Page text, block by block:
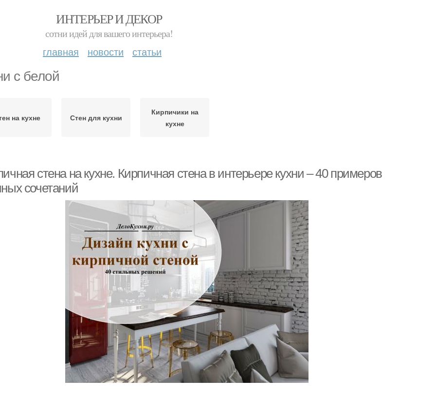
ИНТЕРЬЕР И ДЕКОР
сотни идей для вашего интерьера!
главная новости статьи
с белой
на кухне Стен для кухни
Кирпичики на
кухне
стена на кухне. Кирпичная стена в интерьере кухни – 40 примеров
сочетаний